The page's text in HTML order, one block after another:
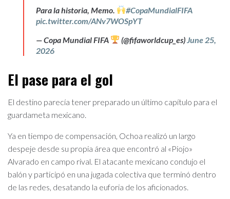
Para la historia, Memo.
#CopaMundialFIFA
pic.twitter.com/ANv7WOSpYT
— Copa Mundial FIFA
(@fifaworldcup_es) June 25,
2026
El pase para el gol
El destino parecía tener preparado un último capítulo para el
guardameta mexicano.
Ya en tiempo de compensación, Ochoa realizó un largo
despeje desde su propia área que encontró al «Piojo»
Alvarado en campo rival. El atacante mexicano condujo el
balón y participó en una jugada colectiva que terminó dentro
de las redes, desatando la euforia de los aficionados.